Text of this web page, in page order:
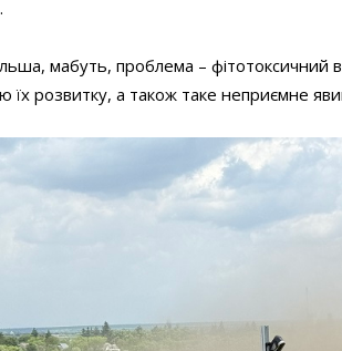
мабуть, проблема – фітотоксичний
їх розвитку, а також таке неприємне